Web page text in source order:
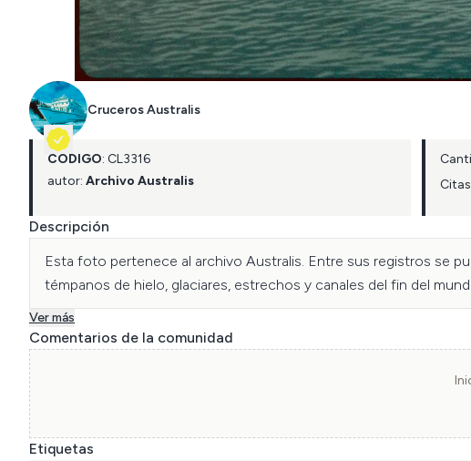
Cruceros Australis
CÓDIGO: CL3316
autor: Archivo Australis
Descripción
Esta foto pertenece al archivo Australis. Entre sus registros se
témpanos de hielo, glaciares, estrechos y canales del fin del
Ver más
Comentarios de la comunidad
Etiquetas